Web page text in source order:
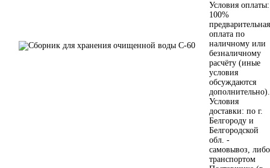
Условия оплаты:
100%
предварительная
оплата по
наличному или
безналичному
расчёту (иные
условия
обсуждаются
дополнительно).
Условия
доставки: по г.
Белгороду и
Белгородской
обл. -
самовывоз, либо
транспортом